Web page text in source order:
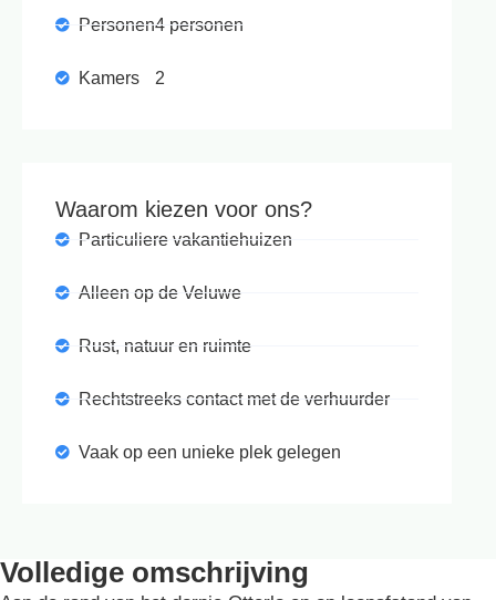
Personen
Kamers
4 personen
2
Waarom kiezen voor ons?
Particuliere vakantiehuizen
Alleen op de Veluwe
Rust, natuur en ruimte
Rechtstreeks contact met de verhuurder
Vaak op een unieke plek gelegen
Volledige omschrijving